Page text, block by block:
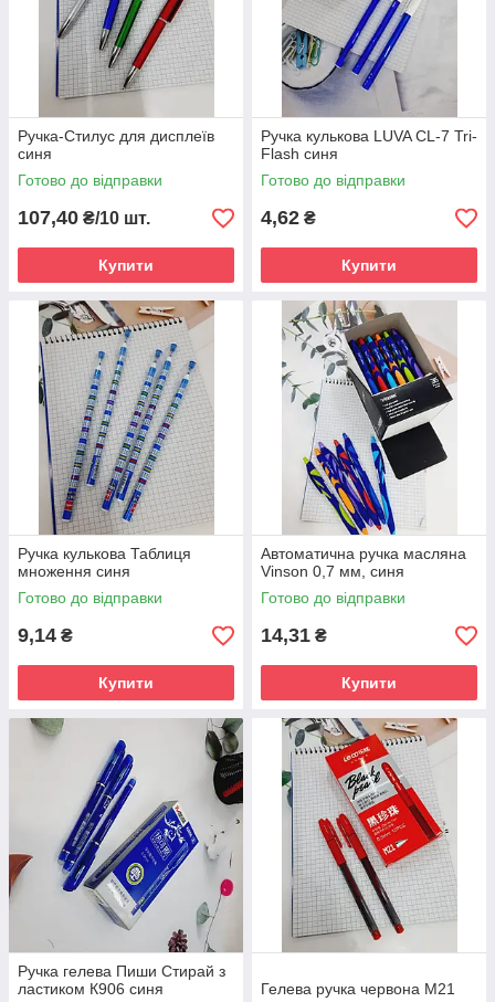
Ручка-Стилус для дисплеїв
синя
Готово до відправки
107,40 ₴/10 шт.
Купити
Ручка кулькова LUVA CL-7 Tri-
Flash синя
Готово до відправки
4,62 ₴
Купити
Ручка кулькова Таблиця
множення синя
Готово до відправки
9,14 ₴
Купити
Автоматична ручка масляна
Vinson 0,7 мм, синя
Готово до відправки
14,31 ₴
Купити
Ручка гелева Пиши Стирай з
ластиком К906 синя
Гелева ручка червона М21